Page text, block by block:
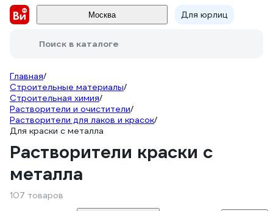
Москва Для юрлиц
Поиск в каталоге
Главная/
Строительные материалы/
Строительная химия/
Растворители и очистители/
Растворители для лаков и красок/
Для краски с металла
Растворители краски с
металла
107 товаров